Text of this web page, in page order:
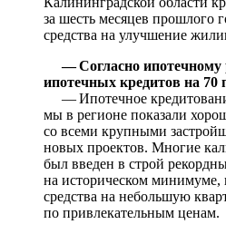
за шесть месяцев прошлого
средства на улучшение
— Согласно
ипотечных кредитов на 70
— Ипотечное
мы в регионе показали
со всеми крупными
новых проектов. Многие
был введен в строй
на историческом
средства на небольшую
по привлекательным ценам.